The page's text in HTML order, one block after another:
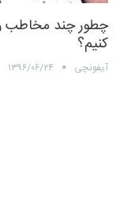
چطور چند مخاطب
کنیم؟
آیفونچی ۱۳۹۶/۰۶/۲۴